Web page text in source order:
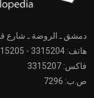
دمشق ـ الروضة ـ شارع
هاتف: 3315204 - 3315205
فاكس: 3315207
ص.ب: 7296